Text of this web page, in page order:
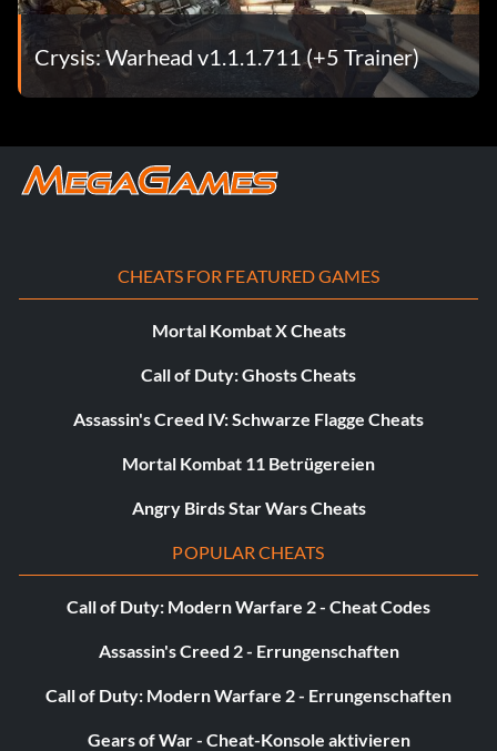
Crysis: Warhead v1.1.1.711 (+5 Trainer)
CHEATS FOR FEATURED GAMES
Mortal Kombat X Cheats
Call of Duty: Ghosts Cheats
Assassin's Creed IV: Schwarze Flagge Cheats
Mortal Kombat 11 Betrügereien
Angry Birds Star Wars Cheats
POPULAR CHEATS
Call of Duty: Modern Warfare 2 - Cheat Codes
Assassin's Creed 2 - Errungenschaften
Call of Duty: Modern Warfare 2 - Errungenschaften
Gears of War - Cheat-Konsole aktivieren